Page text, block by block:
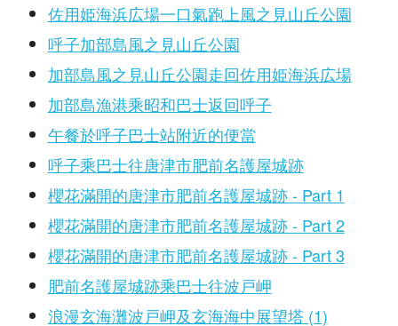
佐用姫海浜広場一口氣跑上風之見山丘公園
呼子加部島風之見山丘公園
加部島風之見山丘公園走回佐用姫海浜広場
加部島漁港乘昭和巴士返回呼子
午餐於呼子巴士站附近的便當
呼子乘巴士往唐津市肥前名護屋城跡
櫻花滿開的唐津市肥前名護屋城跡 - Part 1
櫻花滿開的唐津市肥前名護屋城跡 - Part 2
櫻花滿開的唐津市肥前名護屋城跡 - Part 3
肥前名護屋城跡乘巴士往波戸岬
浪漫玄海灘波戸岬及玄海海中展望塔 (1)